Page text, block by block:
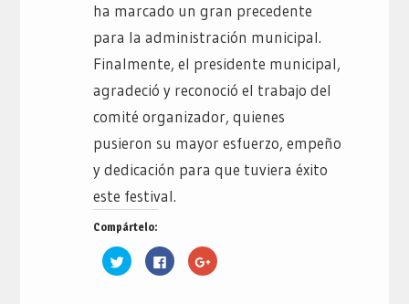
ha marcado un gran precedente
para la administración municipal.
Finalmente, el presidente municipal,
agradeció y reconoció el trabajo del
comité organizador, quienes
pusieron su mayor esfuerzo, empeño
y dedicación para que tuviera éxito
este festival.
Compártelo:
Haz
clic
Haz
clic
Haz
clic